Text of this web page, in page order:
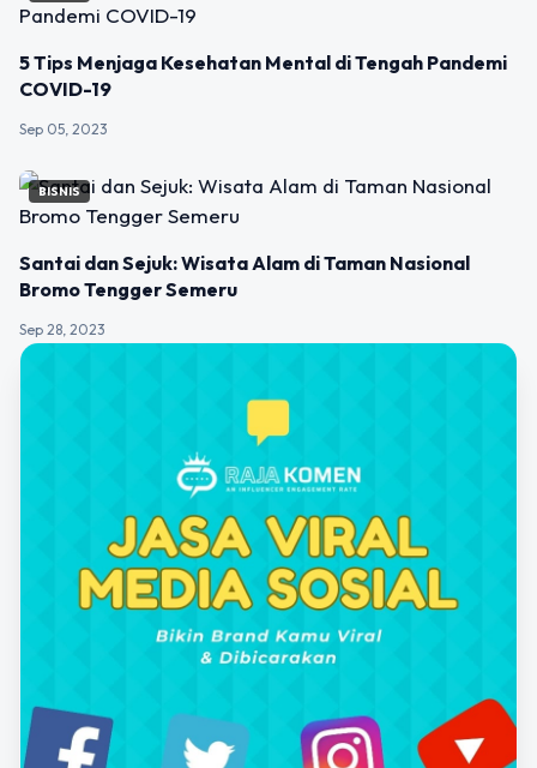
5 Tips Menjaga Kesehatan Mental di Tengah Pandemi
COVID-19
Sep 05, 2023
BISNIS
Santai dan Sejuk: Wisata Alam di Taman Nasional
Bromo Tengger Semeru
Sep 28, 2023